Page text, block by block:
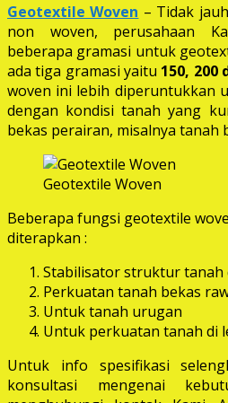
Geotextile Woven – Tidak
non woven, perusahaan
beberapa gramasi untuk
ada tiga gramasi yaitu 150, 200
woven ini lebih diperuntukkan
dengan kondisi tanah yang
bekas perairan, misalnya tanah
Geotextile Woven
Beberapa fungsi geotextile
diterapkan :
Stabilisator struktur tanah
Perkuatan tanah bekas
Untuk tanah urugan
Untuk perkuatan tanah di
Untuk info spesifikasi
konsultasi mengenai